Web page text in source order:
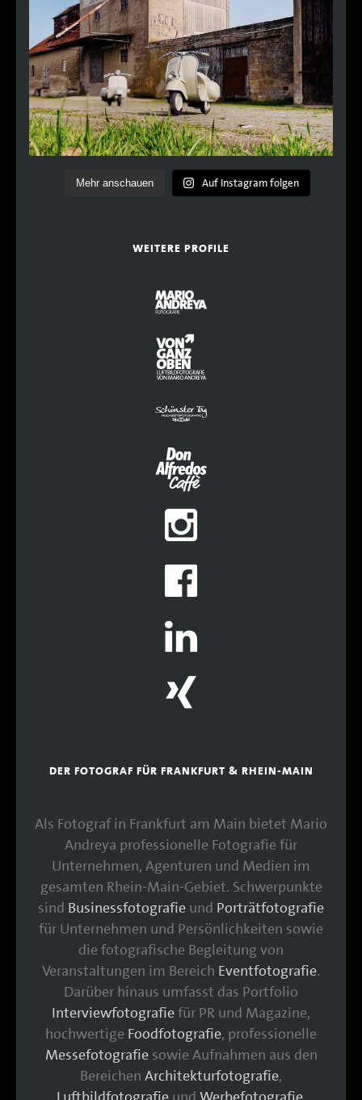
Mehr anschauen Auf Instagram folgen
WEITERE PROFILE
DER FOTOGRAF FÜR FRANKFURT & RHEIN-MAIN
Als Fotograf in Frankfurt am Main bietet Mario
Andreya professionelle Fotografie für
Unternehmen, Agenturen und Medien im
gesamten Rhein-Main-Gebiet. Schwerpunkte
sind Businessfotografie und Porträtfotografie
für Unternehmen und Persönlichkeiten sowie
die fotografische Begleitung von
Veranstaltungen im Bereich Eventfotografie.
Darüber hinaus umfasst das Portfolio
Interviewfotografiefür PR und Magazine,
hochwertige Foodfotografie, professionelle
Messefotografiesowie Aufnahmen aus den
Bereichen Architekturfotografie,